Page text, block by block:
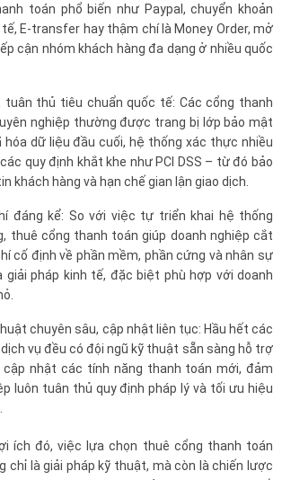
toán phổ biến như Paypal, chuyển khoản
E-transfer hay thậm chí là Money Order, mở
cận nhóm khách hàng đa dạng ở nhiều quốc
tuân thủ tiêu chuẩn quốc tế: Các cổng thanh
nghiệp thường được trang bị lớp bảo mật
hóa dữ liệu đầu cuối, hệ thống xác thực nhiều
quy định khắt khe như PCI DSS – từ đó bảo
khách hàng và hạn chế gian lận giao dịch.
đáng kể: So với việc tự triển khai hệ thống
thuê cổng thanh toán giúp doanh nghiệp cắt
cố định về phần mềm, phần cứng và nhân sự
giải pháp kinh tế, đặc biệt phù hợp với doanh
chuyên sâu, cập nhật liên tục: Hầu hết các
vụ đều có đội ngũ kỹ thuật sẵn sàng hỗ trợ
nhật các tính năng thanh toán mới, đảm
luôn tuân thủ quy định pháp lý và tối ưu hiệu
ích đó, việc lựa chọn thuê cổng thanh toán
chỉ là giải pháp kỹ thuật, mà còn là chiến lược